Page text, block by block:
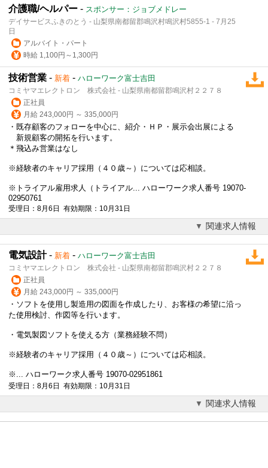
介護職/ヘルパー - スポンサー：ジョブメドレー
デイサービスふきのとう - 山梨県南都留郡鳴沢村鳴沢村5855-1 - 7月25
日
アルバイト・パート
時給 1,100円～1,300円
技術営業 - 新着 - ハローワーク富士吉田
コミヤマエレクトロン 株式会社 - 山梨県南都留郡鳴沢村２２７８
正社員
月給 243,000円 ～ 335,000円
・既存顧客のフォローを中心に、紹介・ＨＰ・展示会出展による
新規顧客の開拓を行います。
＊飛込み営業はなし
※経験者のキャリア採用（４０歳～）については応相談。
※トライアル雇用求人（トライアル... ハローワーク求人番号 19070-
02950761
受理日：8月6日 有効期限：10月31日
関連求人情報
電気設計- 新着 - ハローワーク富士吉田
コミヤマエレクトロン 株式会社 - 山梨県南都留郡鳴沢村２２７８
正社員
月給 243,000円 ～ 335,000円
・ソフトを使用し製造用の図面を作成したり、お客様の希望に沿っ
た使用検討、作図等を行います。
・電気製図ソフトを使える方（業務経験不問）
※経験者のキャリア採用（４０歳～）については応相談。
※... ハローワーク求人番号 19070-02951861
受理日：8月6日 有効期限：10月31日
関連求人情報